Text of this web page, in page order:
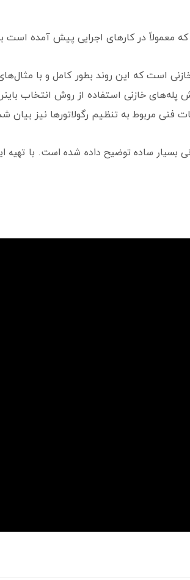
که معمولاً در کارهای اجرایی پیش آمده
است که این روند بطور کامل و با
خازنی استفاده از روش انتخاب
مربوط به تنظیم رگولاتورها نیز بیان
بسیار ساده توضیح داده شده است. با تهیه